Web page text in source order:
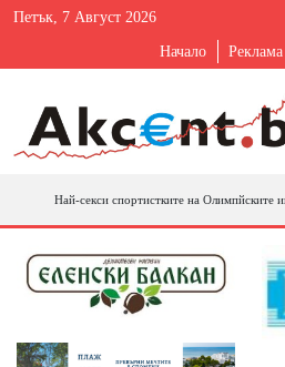
Петък, 7 Август 2026
Начало Реклама
Най-секси спортистките на Олимпйските